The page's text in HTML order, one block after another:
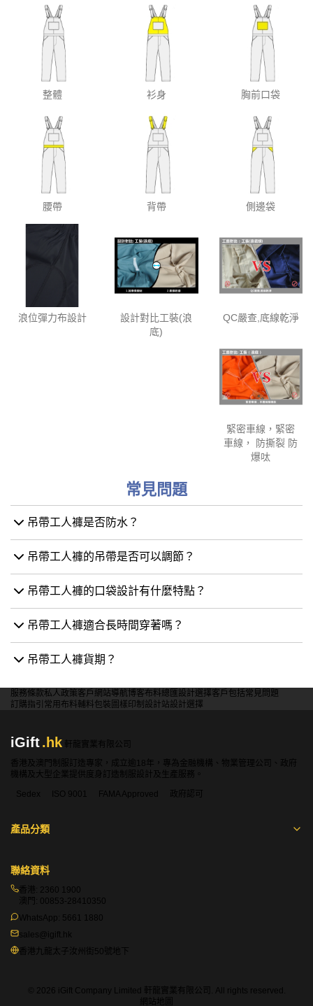
整體 衫身 胸前口袋
腰帶 背帶 側邊袋
浪位彈力布設計
設計對比工裝(浪
底)
QC嚴查,底線乾淨
緊密車線，緊密
車線， 防撕裂 防
爆呔
常見問題
吊帶工人褲是否防水？
吊帶工人褲的吊帶是否可以調節？
吊帶工人褲的口袋設計有什麼特點？
吊帶工人褲適合長時間穿著嗎？
吊帶工人褲貨期？
服務條款私人政策客戶 網站導航博客布料總匯設計選擇客戶包括常見問題
訂購指引 常用布料輔料包裝 圖樣印制 設計站設計選擇
iGift.hk
軒龍實業有限公司
香港及澳門制服訂造專家，成立逾18年，專為金融機構、物業管理公司、政府
機構及大型企業提供度身訂造制服設計及生產服務。
Sedex
ISO 9001 FAMA Approved 政府認可
產品分類
聯絡資料
香港: 2360 1900
澳門: 00853-28410350
WhatsApp: 5661 1880
sales@igift.hk
香港九龍太子汝州街50號地下
© 2026 iGift Company Limited 軒龍實業有限公司. All rights reserved.
網站地圖